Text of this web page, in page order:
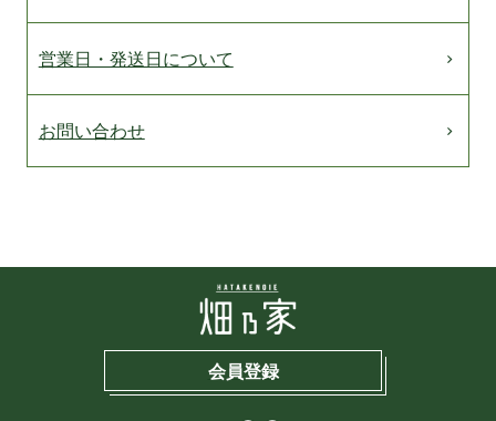
営業日・発送日について
お問い合わせ
会員登録